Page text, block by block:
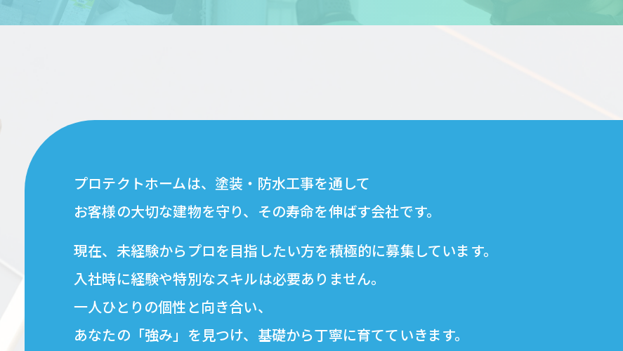
プロテクトホームは、塗装・防水工事を通して
お客様の大切な建物を守り、その寿命を伸ばす会社です。
現在、未経験からプロを目指したい方を積極的に募集しています。
入社時に経験や特別なスキルは必要ありません。
一人ひとりの個性と向き合い、
あなたの「強み」を見つけ、基礎から丁寧に育てていきます。